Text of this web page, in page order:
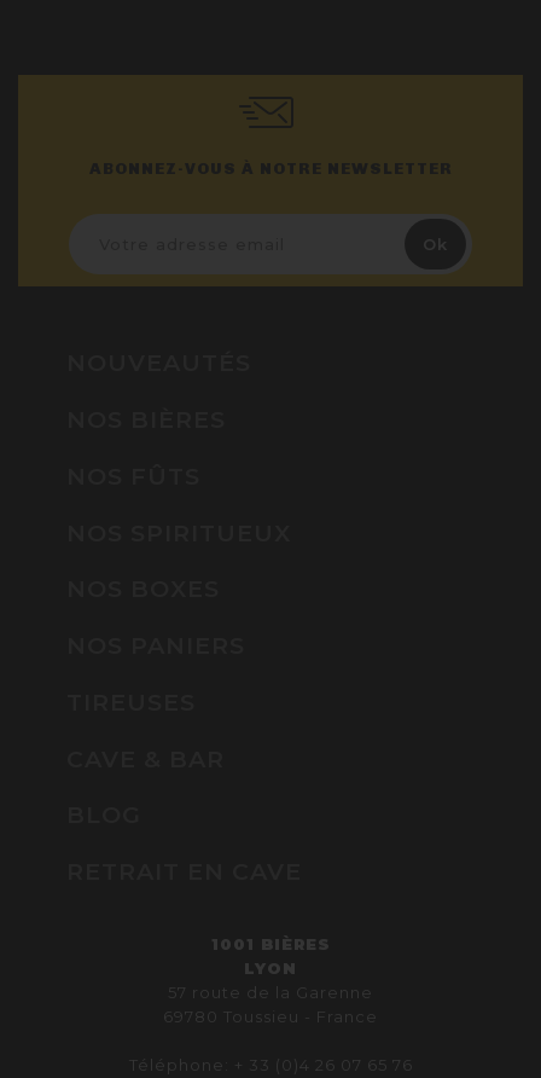
ABONNEZ-VOUS À NOTRE NEWSLETTER
1001 BIÈRES
LYON
57 route de la Garenne
69780 Toussieu - France
Téléphone: + 33 (0)4 26 07 65 76